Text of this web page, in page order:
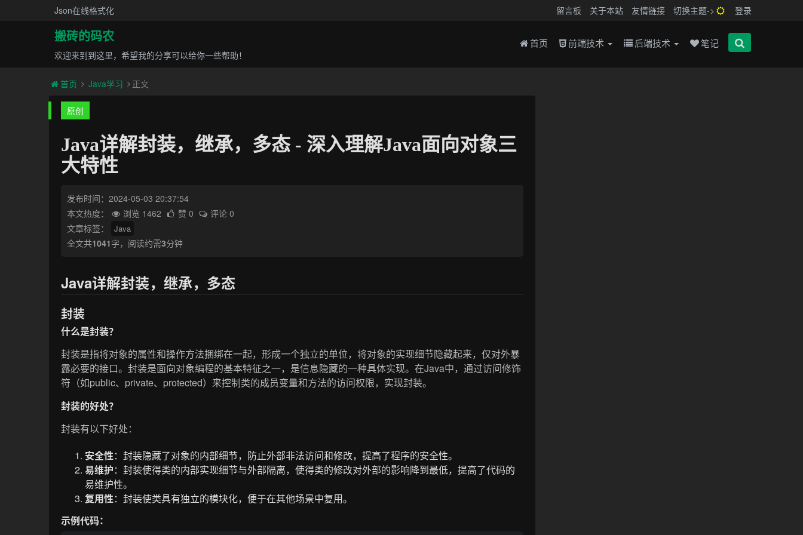
Json在线格式化 留言板 关于本站 友情链接 切换主题-> 登录
搬砖的码农
欢迎来到到这里，希望我的分享可以给你一些帮助！
首页 前端技术 后端技术 笔记
首页 Java学习 正文
原创
Java详解封装，继承，多态 - 深入理解Java面向对象三
大特性
发布时间：2024-05-03 20:37:54
本文热度：
浏览 1462 赞 0
评论 0
文章标签：
Java
全文共1041字，阅读约需3分钟
Java详解封装，继承，多态
封装
什么是封装？
封装是指将对象的属性和操作方法捆绑在一起，形成一个独立的单位，将对象的实现细节隐藏起来，仅对外暴
露必要的接口。封装是面向对象编程的基本特征之一，是信息隐藏的一种具体实现。在Java中，通过访问修饰
符（如public、private、protected）来控制类的成员变量和方法的访问权限，实现封装。
封装的好处？
封装有以下好处：
安全性：封装隐藏了对象的内部细节，防止外部非法访问和修改，提高了程序的安全性。
易维护：封装使得类的内部实现细节与外部隔离，使得类的修改对外部的影响降到最低，提高了代码的
易维护性。
复用性：封装使类具有独立的模块化，便于在其他场景中复用。
示例代码：